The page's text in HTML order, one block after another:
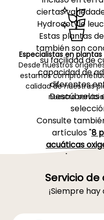
ciertas
Hydrocotyle
Estas plantas
también son
su facilidad de
capacidad de
diferentes
Descúbrelas
Consulte
artículos "8
acuáticas
para charca o
en su
Especialistas en
Desde nuestros
estamos
calidad de nuestras
nuestro
Servicio
¡Siempre